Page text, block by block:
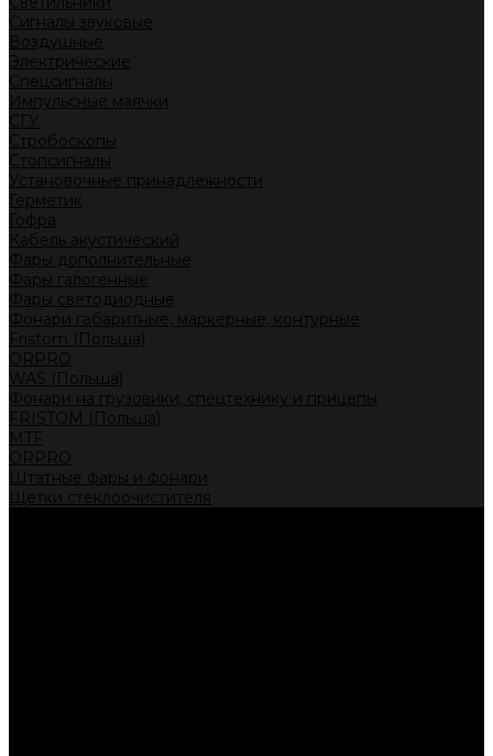
Сигналы звуковые
Воздушные
Электрические
Спецсигналы
Импульсные маячки
СГУ
Стробоскопы
Стопсигналы
Установочные принадлежности
Герметик
Гофра
Кабель акустический
Фары дополнительные
Фары галогенные
Фары светодиодные
Фонари габаритные, маркерные, контурные
Fristom (Польша)
ORPRO
WAS (Польша)
Фонари на грузовики, спецтехнику и прицепы
FRISTOM (Польша)
MTF
ORPRO
Штатные фары и фонари
Щетки стеклоочистителя